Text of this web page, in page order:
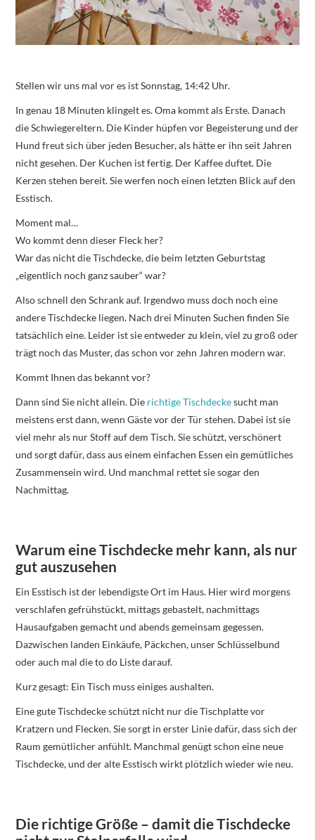
Stellen wir uns mal vor es ist Sonnstag, 14:42 Uhr.
In genau 18 Minuten klingelt es. Oma kommt als Erste. Danach
die Schwiegereltern. Die Kinder hüpfen vor Begeisterung und der
Hund freut sich über jeden Besucher, als hätte er ihn seit Jahren
nicht gesehen. Der Kuchen ist fertig. Der Kaffee duftet. Die
Kerzen stehen bereit. Sie werfen noch einen letzten Blick auf den
Esstisch.
Moment mal…
Wo kommt denn dieser Fleck her?
War das nicht die Tischdecke, die beim letzten Geburtstag
„eigentlich noch ganz sauber“ war?
Also schnell den Schrank auf. Irgendwo muss doch noch eine
andere Tischdecke liegen. Nach drei Minuten Suchen finden Sie
tatsächlich eine. Leider ist sie entweder zu klein, viel zu groß oder
trägt noch das Muster, das schon vor zehn Jahren modern war.
Kommt Ihnen das bekannt vor?
Dann sind Sie nicht allein. Die richtige Tischdeckesucht man
meistens erst dann, wenn Gäste vor der Tür stehen. Dabei ist sie
viel mehr als nur Stoff auf dem Tisch. Sie schützt, verschönert
und sorgt dafür, dass aus einem einfachen Essen ein gemütliches
Zusammensein wird. Und manchmal rettet sie sogar den
Nachmittag.
Warum eine Tischdecke mehr kann, als nur
gut auszusehen
Ein Esstisch ist der lebendigste Ort im Haus. Hier wird morgens
verschlafen gefrühstückt, mittags gebastelt, nachmittags
Hausaufgaben gemacht und abends gemeinsam gegessen.
Dazwischen landen Einkäufe, Päckchen, unser Schlüsselbund
oder auch mal die to do Liste darauf.
Kurz gesagt: Ein Tisch muss einiges aushalten.
Eine gute Tischdecke schützt nicht nur die Tischplatte vor
Kratzern und Flecken. Sie sorgt in erster Linie dafür, dass sich der
Raum gemütlicher anfühlt. Manchmal genügt schon eine neue
Tischdecke, und der alte Esstisch wirkt plötzlich wieder wie neu.
Die richtige Größe – damit die Tischdecke